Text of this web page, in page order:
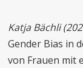
Katja Bächli
Gender Bias in
von Frauen mit